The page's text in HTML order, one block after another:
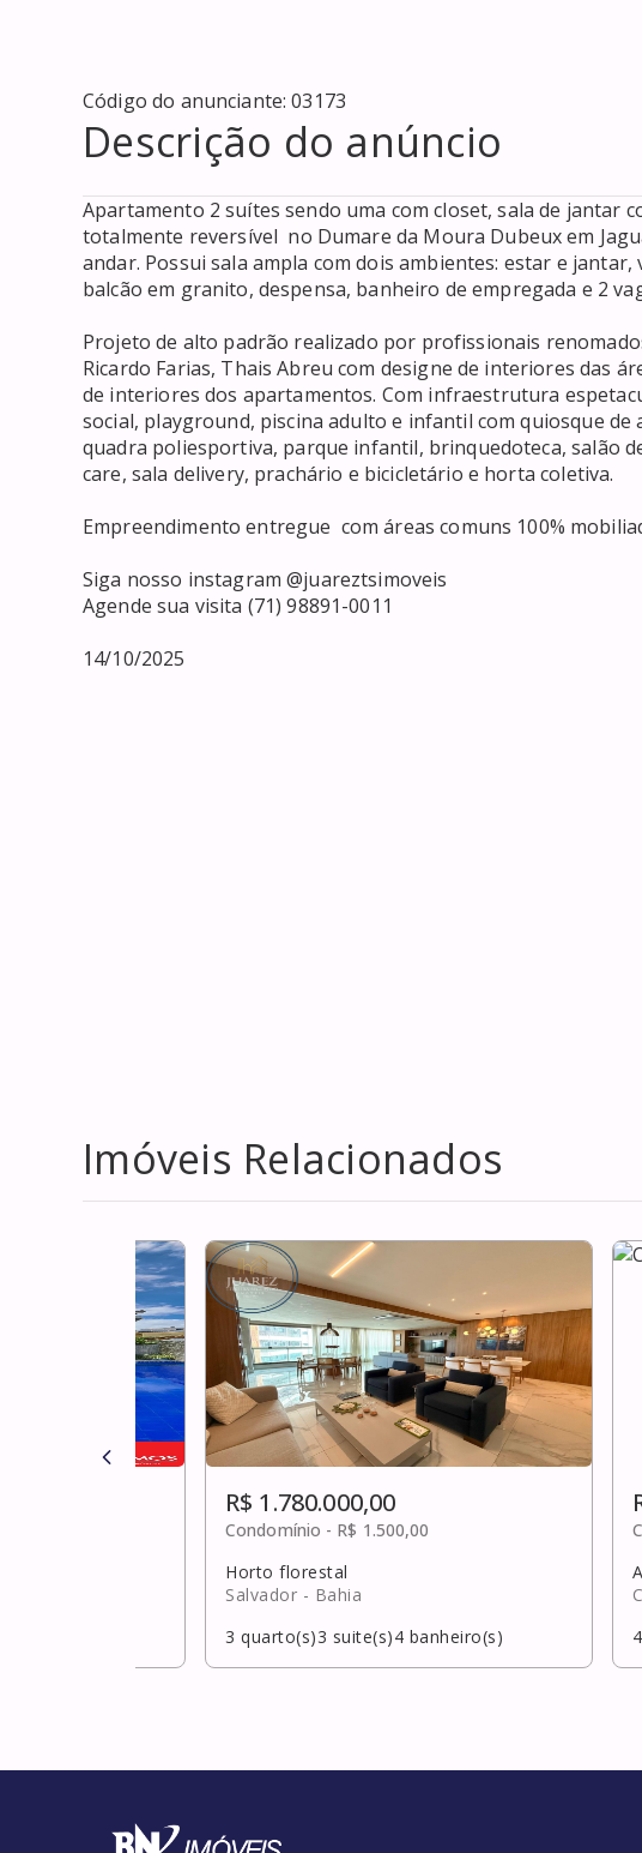
Código do anunciante:03173
Descrição do anúncio
Apartamento 2 suítes sendo uma com closet, sala de jantar
totalmente reversível  no Dumare da Moura Dubeux em
andar. Possui sala ampla com dois ambientes: estar e
balcão em granito, despensa, banheiro de empregada e 2
Projeto de alto padrão realizado por profissionais
Ricardo Farias, Thais Abreu com designe de interiores das
de interiores dos apartamentos. Com infraestrutura
social, playground, piscina adulto e infantil com quiosque
quadra poliesportiva, parque infantil, brinquedoteca, salão
care, sala delivery, prachário e bicicletário e horta coletiva.
Empreendimento entregue  com áreas comuns 100%
Siga nosso instagram @juareztsimoveis
Agende sua visita (71) 98891-0011
14/10/2025
Imóveis Relacionados
R$ 1.780.000,00
Condomínio - R$ 1.500,00
Horto florestal
Salvador - Bahia
3 quarto(s)3 suite(s)4 banheiro(s)
4